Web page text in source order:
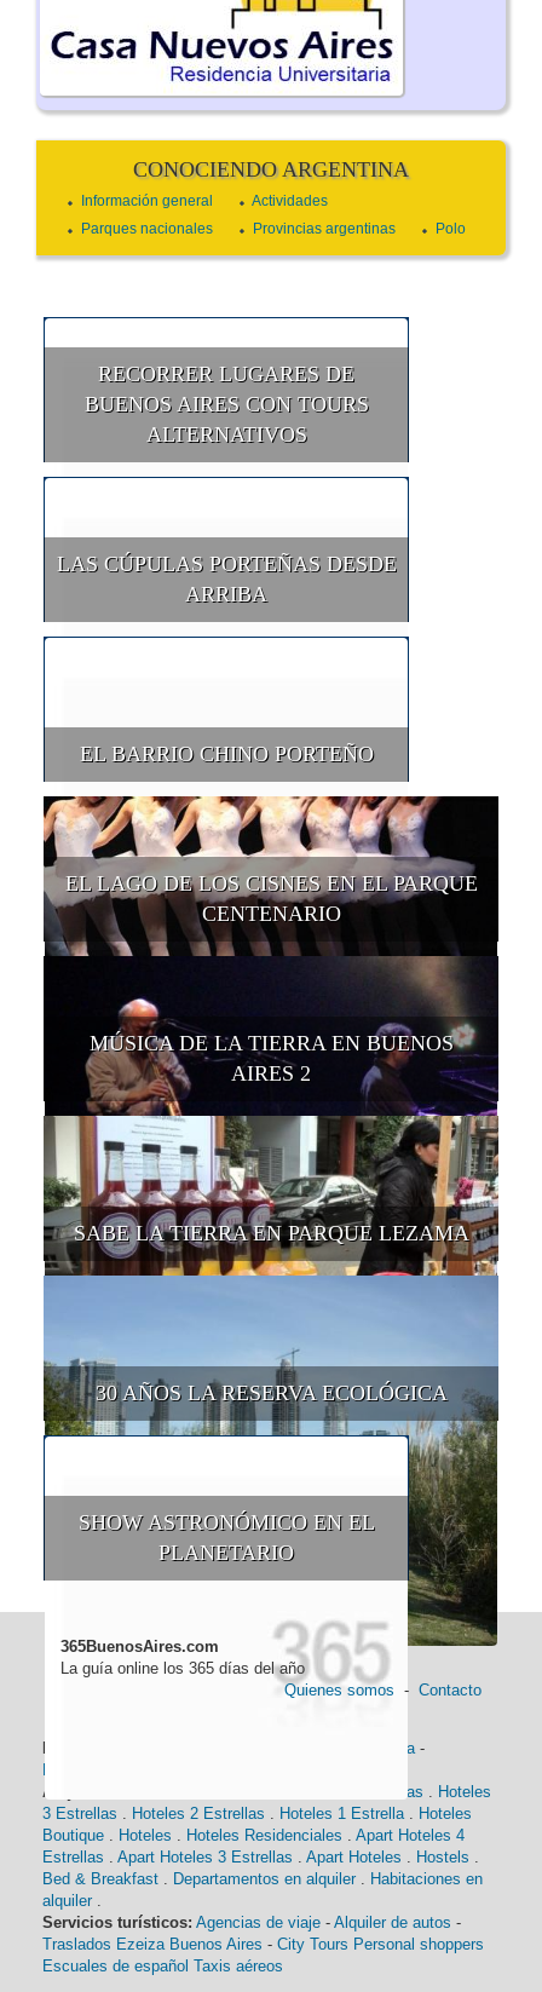
CONOCIENDO ARGENTINA
Información general
Actividades
Parques nacionales
Provincias argentinas Polo
RECORRER LUGARES DE
BUENOS AIRES CON TOURS
ALTERNATIVOS
LAS CÚPULAS PORTEÑAS DESDE
ARRIBA
EL BARRIO CHINO PORTEÑO
EL LAGO DE LOS CISNES EN EL PARQUE
CENTENARIO
MÚSICA DE LA TIERRA EN BUENOS
AIRES 2
SABE LA TIERRA EN PARQUE LEZAMA
30 AÑOS LA RESERVA ECOLÓGICA
SHOW ASTRONÓMICO EN EL
PLANETARIO
365BuenosAires.com
La guía online los 365 días del año
Quienes somos - Contacto
Historia -
Alojamiento:
Hoteles 4 Estrellas
Hoteles
3 Estrellas
Hoteles 2 Estrellas Hoteles 1 Estrella
Hoteles
Boutique
Hoteles Hoteles Residenciales
Apart Hoteles 4
Estrellas
Apart Hoteles 3 Estrellas Apart Hoteles Hostels
Bed & Breakfast
Departamentos en alquiler
Habitaciones en
alquiler
Servicios turísticos: Agencias de viaje - Alquiler de autos -
Traslados Ezeiza Buenos Aires - City Tours Personal shoppers
Escuales de español Taxis aéreos